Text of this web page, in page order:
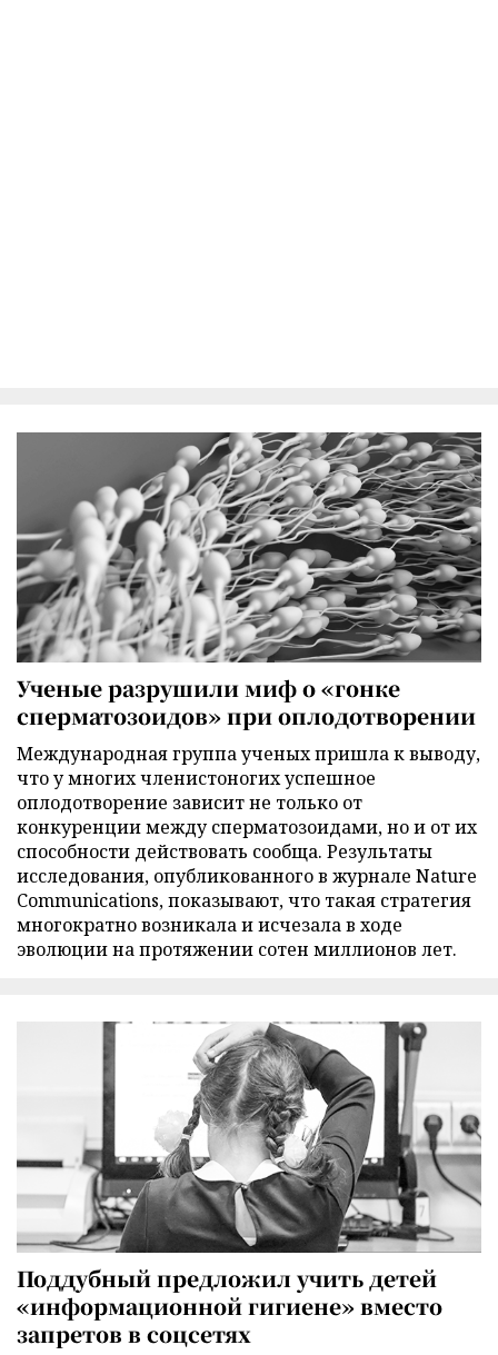
Ученые разрушили миф о «гонке
сперматозоидов» при оплодотворении
Международная группа ученых пришла к выводу,
что у многих членистоногих успешное
оплодотворение зависит не только от
конкуренции между сперматозоидами, но и от их
способности действовать сообща. Результаты
исследования, опубликованного в журнале Nature
Communications, показывают, что такая стратегия
многократно возникала и исчезала в ходе
эволюции на протяжении сотен миллионов лет.
Поддубный предложил учить детей
«информационной гигиене» вместо
запретов в соцсетях